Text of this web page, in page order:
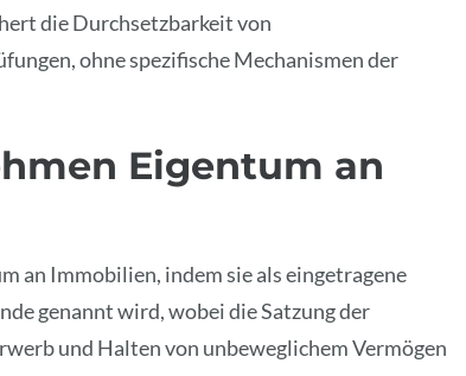
die Durchsetzbarkeit von
ohne spezifische Mechanismen der
Eigentum an
an Immobilien, indem sie als eingetragene
genannt wird, wobei die Satzung der
und Halten von unbeweglichem Vermögen